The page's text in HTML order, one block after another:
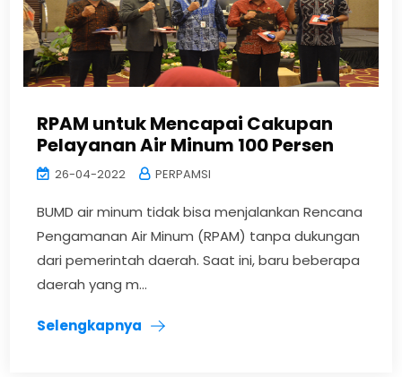
RPAM untuk Mencapai Cakupan
Pelayanan Air Minum 100 Persen
26-04-2022 PERPAMSI
BUMD air minum tidak bisa menjalankan Rencana
Pengamanan Air Minum (RPAM) tanpa dukungan
dari pemerintah daerah. Saat ini, baru beberapa
daerah yang m...
Selengkapnya